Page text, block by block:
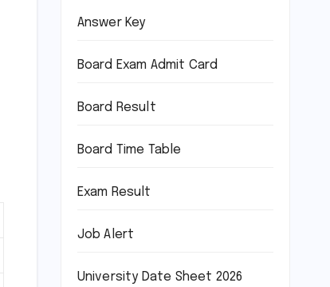
Answer Key
Board Exam Admit Card
Board Result
Board Time Table
Exam Result
Job Alert
University Date Sheet 2026